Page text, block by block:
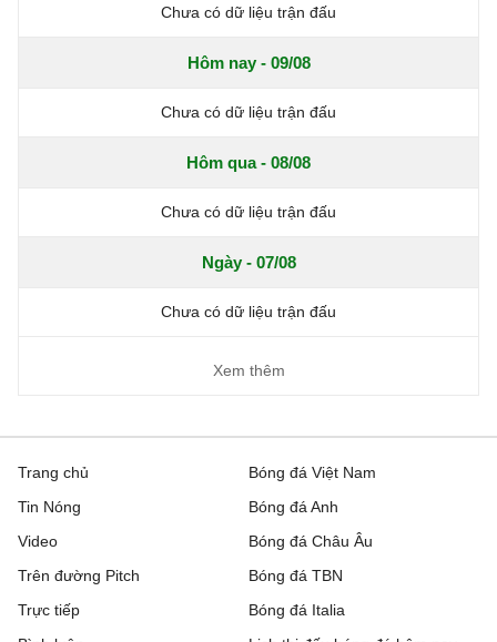
Chưa có dữ liệu trận đấu
Hôm nay - 09/08
Chưa có dữ liệu trận đấu
Hôm qua - 08/08
Chưa có dữ liệu trận đấu
Ngày - 07/08
Chưa có dữ liệu trận đấu
Xem thêm
Trang chủ
Tin Nóng
Video
Trên đường Pitch
Trực tiếp
Bóng đá Việt Nam
Bóng đá Anh
Bóng đá Châu Âu
Bóng đá TBN
Bóng đá Italia